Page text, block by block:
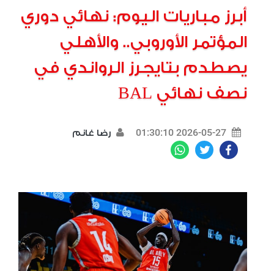
أبرز مباريات اليوم: نهائي دوري
المؤتمر الأوروبي.. والأهلي
يصطدم بتايجرز الرواندي في
نصف نهائي BAL
2026-05-27 01:30:10 رضا غانم
Facebook
Twitter